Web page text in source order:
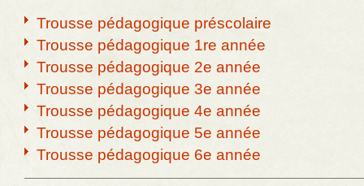
Trousse pédagogique préscolaire
Trousse pédagogique 1re année
Trousse pédagogique 2e année
Trousse pédagogique 3e année
Trousse pédagogique 4e année
Trousse pédagogique 5e année
Trousse pédagogique 6e année